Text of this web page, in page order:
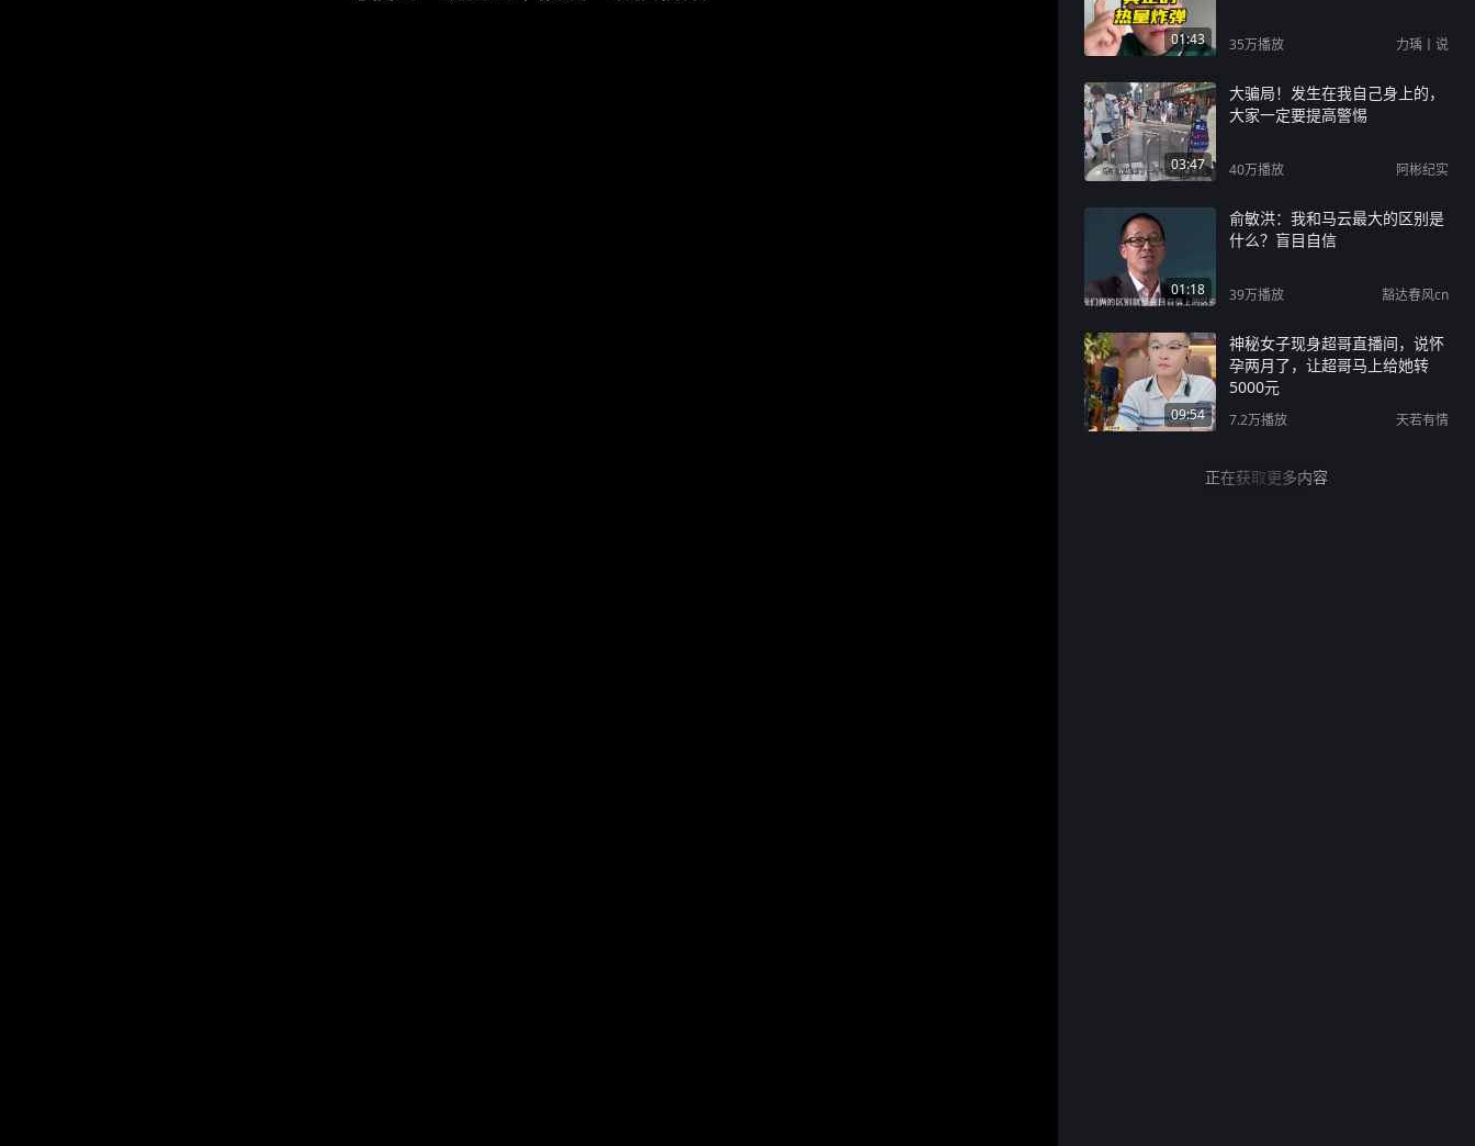
01:43 35万播放 力瑀丨说
03:47
大骗局！发生在我自己身上的，
大家一定要提高警惕
40万播放 阿彬纪实
01:18
俞敏洪：我和马云最大的区别是
什么？盲目自信
39万播放 豁达春风cn
09:54
神秘女子现身超哥直播间，说怀
孕两月了，让超哥马上给她转
5000元
7.2万播放 天若有情
正在获取更多内容